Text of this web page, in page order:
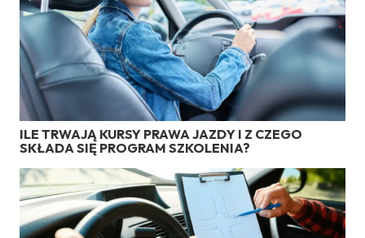
ILE TRWAJĄ KURSY PRAWA JAZDY I Z CZEGO
SKŁADA SIĘ PROGRAM SZKOLENIA?